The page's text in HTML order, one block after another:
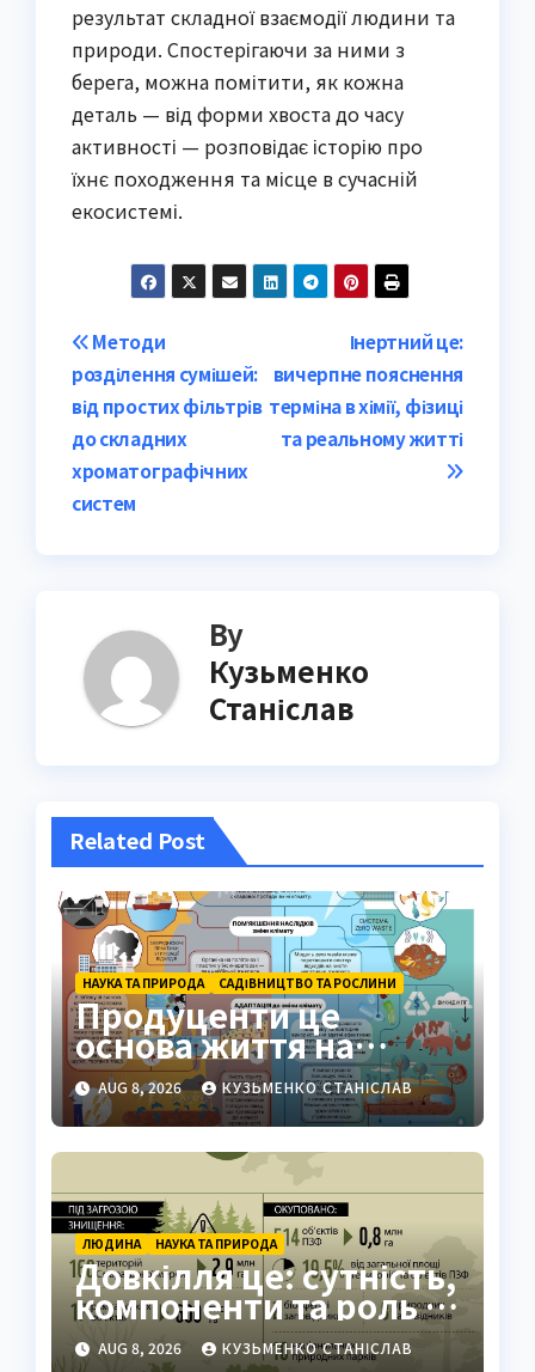
результат складної взаємодії людини та
природи. Спостерігаючи за ними з
берега, можна помітити, як кожна
деталь — від форми хвоста до часу
активності — розповідає історію про
їхнє походження та місце в сучасній
екосистемі.
Post
navigation
Інертний це:
вичерпне пояснення
терміна в хімії, фізиці
та реальному житті
Методи
розділення сумішей:
від простих фільтрів
до складних
хроматографічних
систем
By
Кузьменко
Станіслав
Related Post
НАУКА ТА ПРИРОДА САДІВНИЦТВО ТА РОСЛИНИ
Продуценти це
основа життя на
Землі: повний гід
AUG 8, 2026 КУЗЬМЕНКО СТАНІСЛАВ
ЛЮДИНА НАУКА ТА ПРИРОДА
Довкілля це: сутність,
компоненти та роль у
житті людини
AUG 8, 2026 КУЗЬМЕНКО СТАНІСЛАВ